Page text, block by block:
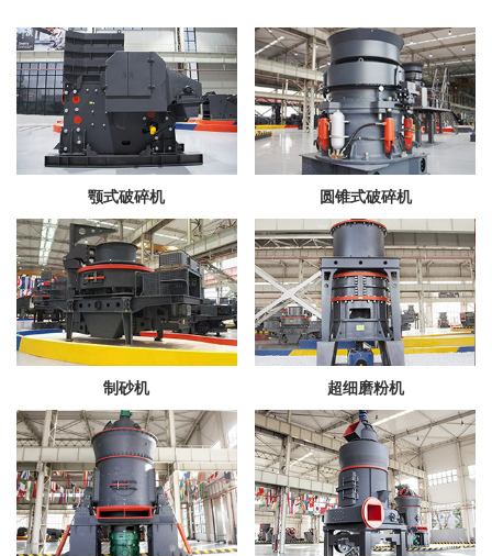
颚式破碎机 圆锥式破碎机
制砂机 超细磨粉机